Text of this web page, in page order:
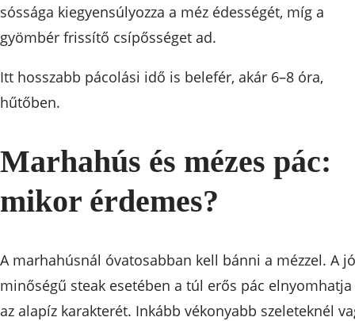
sóssága kiegyensúlyozza a méz édességét, míg a
gyömbér frissítő csípősséget ad.
Itt hosszabb pácolási idő is belefér, akár 6–8 óra,
hűtőben.
Marhahús és mézes pác:
mikor érdemes?
A marhahúsnál óvatosabban kell bánni a mézzel. A jó
minőségű steak esetében a túl erős pác elnyomhatja
az alapíz karakterét. Inkább vékonyabb szeleteknél